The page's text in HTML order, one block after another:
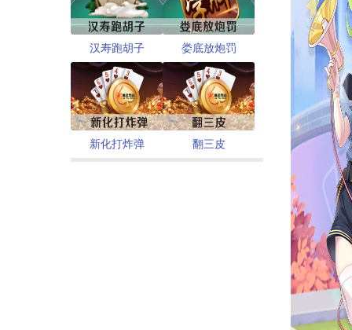
汉寿跑胡子 娄底放炮罚
新化打炸弹 翻三皮